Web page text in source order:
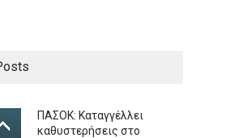
ΠΑΣΟΚ: Καταγγέλλει
καθυστερήσεις στο